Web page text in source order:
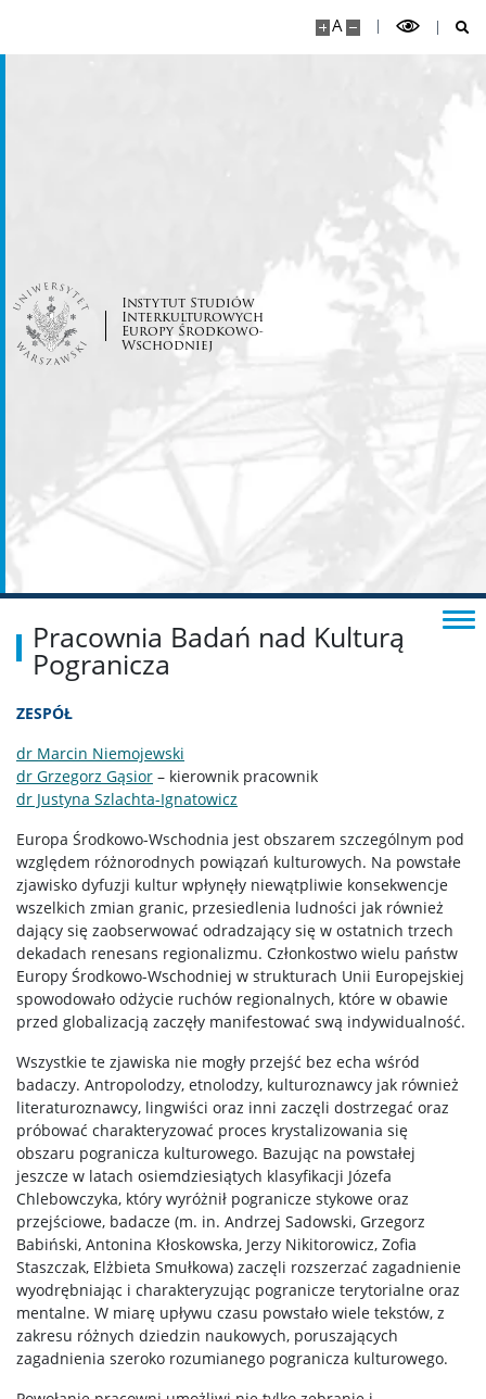
A
Instytut Studiów
Interkulturowych
Europy Środkowo-
Wschodniej
Pracownia Badań nad Kulturą
Pogranicza
ZESPÓŁ
dr Marcin Niemojewski
dr Grzegorz Gąsior – kierownik pracownik
dr Justyna Szlachta-Ignatowicz
Europa Środkowo-Wschodnia jest obszarem szczególnym pod
względem różnorodnych powiązań kulturowych. Na powstałe
zjawisko dyfuzji kultur wpłynęły niewątpliwie konsekwencje
wszelkich zmian granic, przesiedlenia ludności jak również
dający się zaobserwować odradzający się w ostatnich trzech
dekadach renesans regionalizmu. Członkostwo wielu państw
Europy Środkowo-Wschodniej w strukturach Unii Europejskiej
spowodowało odżycie ruchów regionalnych, które w obawie
przed globalizacją zaczęły manifestować swą indywidualność.
Wszystkie te zjawiska nie mogły przejść bez echa wśród
badaczy. Antropolodzy, etnolodzy, kulturoznawcy jak również
literaturoznawcy, lingwiści oraz inni zaczęli dostrzegać oraz
próbować charakteryzować proces krystalizowania się
obszaru pogranicza kulturowego. Bazując na powstałej
jeszcze w latach osiemdziesiątych klasyfikacji Józefa
Chlebowczyka, który wyróżnił pogranicze stykowe oraz
przejściowe, badacze (m. in. Andrzej Sadowski, Grzegorz
Babiński, Antonina Kłoskowska, Jerzy Nikitorowicz, Zofia
Staszczak, Elżbieta Smułkowa) zaczęli rozszerzać zagadnienie
wyodrębniając i charakteryzując pogranicze terytorialne oraz
mentalne. W miarę upływu czasu powstało wiele tekstów, z
zakresu różnych dziedzin naukowych, poruszających
zagadnienia szeroko rozumianego pogranicza kulturowego.